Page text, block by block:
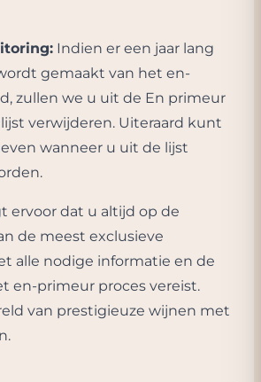
Indien er een jaar lang
gemaakt van het en-
zullen we u uit de En primeur
verwijderen. Uiteraard kunt
wanneer u uit de lijst
ervoor dat u altijd op de
de meest exclusieve
alle nodige informatie en de
en-primeur proces vereist.
van prestigieuze wijnen met